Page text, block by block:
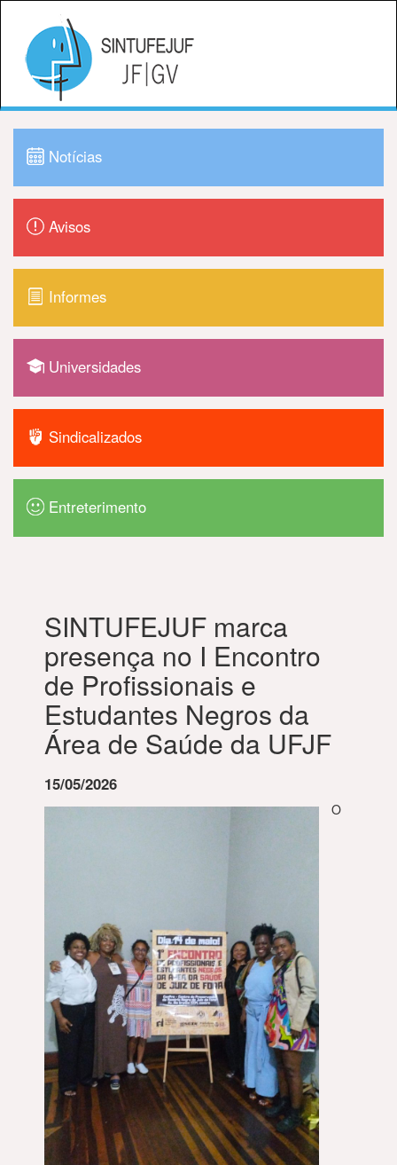
Notícias
Avisos
Informes
Universidades
Sindicalizados
Entreterimento
SINTUFEJUF marca
presença no I Encontro
de Profissionais e
Estudantes Negros da
Área de Saúde da UFJF
15/05/2026
O